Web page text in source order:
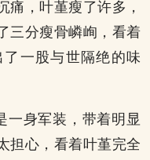
痛，叶堇瘦了许多，
三分瘦骨嶙峋，看着
一股与世隔绝的味
一身军装，带着明显
担心，看着叶堇完全